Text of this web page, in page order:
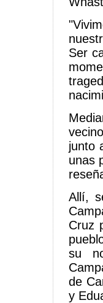
Ser
junto
unas
Allí,
Cruz
su
de
y